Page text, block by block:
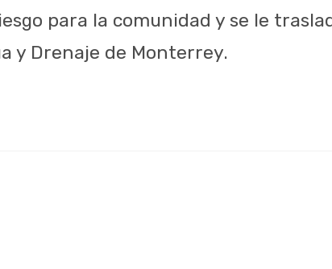
para la comunidad y se le
y Drenaje de Monterrey.